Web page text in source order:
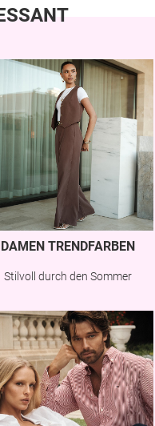
DAMEN TRENDFARBEN
Stilvoll durch den Sommer